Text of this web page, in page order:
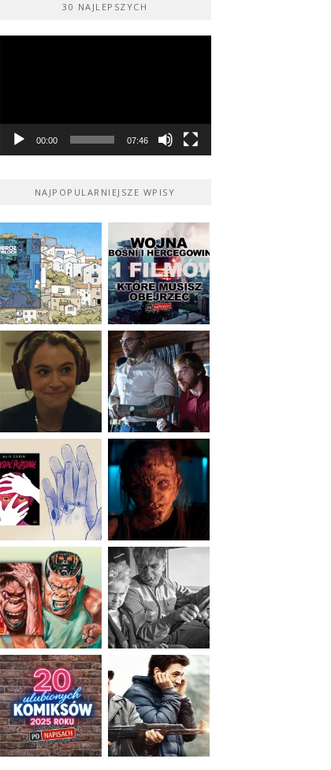
30 NAJLEPSZYCH
00:00 07:46
NAJPOPULARNIEJSZE WPISY